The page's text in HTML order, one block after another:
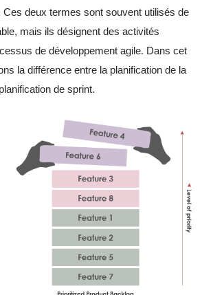
Ces deux termes sont souvent utilisés de
mais ils désignent des activités
de développement agile. Dans cet
la différence entre la planification de la
de sprint.